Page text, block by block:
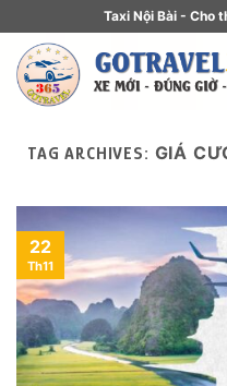
Taxi Nội Bài - Cho
TAG ARCHIVES: GIÁ
22
Th11